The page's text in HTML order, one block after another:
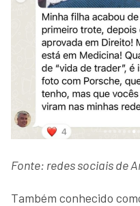
Fonte: redes sociais de
Também conhecido